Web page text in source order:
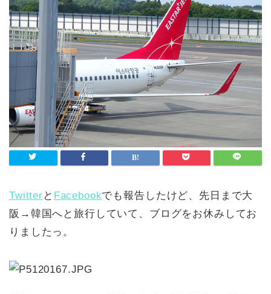
Twitter と Facebookでも報告したけど、先日まで大
阪→韓国へと旅行していて、ブログをお休みしてお
りましたっ。